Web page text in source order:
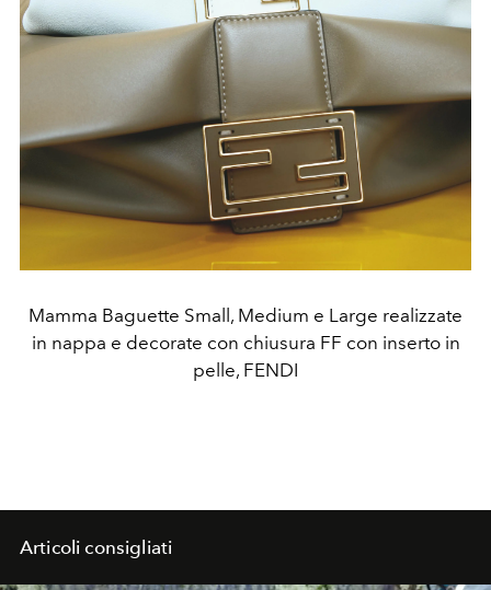
Mamma Baguette Small, Medium e Large realizzate
in nappa e decorate con chiusura FF con inserto in
pelle, FENDI
Articoli consigliati